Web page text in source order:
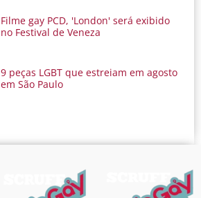
Filme gay PCD, 'London' será exibido
no Festival de Veneza
9 peças LGBT que estreiam em agosto
em São Paulo